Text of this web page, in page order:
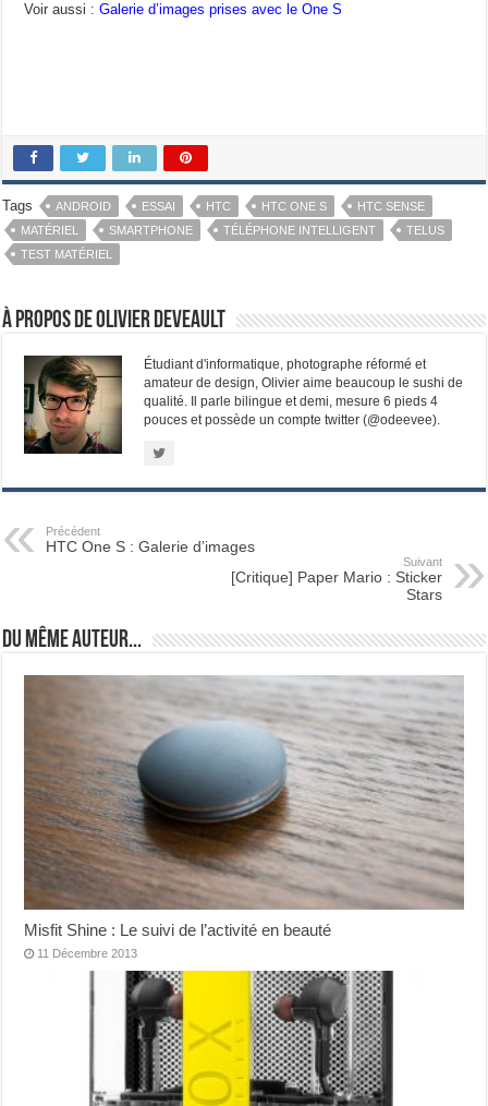
Voir aussi :Galerie d’images prises avec le One S
Tags ANDROID ESSAI HTC HTC ONE S
HTC SENSE
MATÉRIEL
SMARTPHONE TÉLÉPHONE INTELLIGENT
TELUS
TEST MATÉRIEL
À propos de Olivier Deveault
Étudiant d'informatique, photographe réformé et
amateur de design, Olivier aime beaucoup le sushi de
qualité. Il parle bilingue et demi, mesure 6 pieds 4
pouces et possède un compte twitter (@odeevee).
Précédent
HTC One S : Galerie d’images
Suivant
[Critique] Paper Mario : Sticker
Stars
Du même auteur...
Misfit Shine : Le suivi de l’activité en beauté
11 Décembre 2013